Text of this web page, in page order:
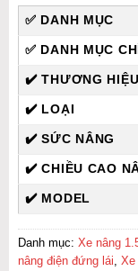
✅ DANH MỤC
✅ DANH MỤC
✔️ THƯƠNG HIỆU
✔️ LOẠI
✔️ SỨC NÂNG
✔️ CHIỀU CAO
✔️ MODEL
Danh mục: Xe nâng
nâng điện đứng lái, Xe